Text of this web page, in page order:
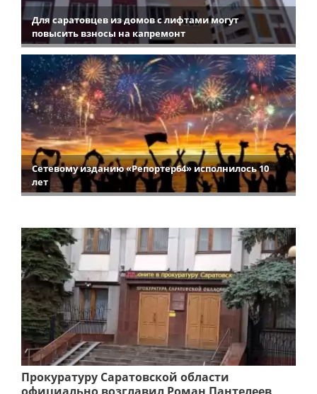
Для саратовцев из домов с лифтами могут
повысить взносы на капремонт
Сетевому изданию «Репортер64» исполнилось 10
лет
Прокуратуру Саратовской области